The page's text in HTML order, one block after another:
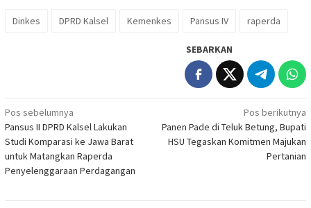
Dinkes DPRD Kalsel Kemenkes Pansus IV raperda
SEBARKAN
Navigasi
pos
Pos sebelumnya
Pansus II DPRD Kalsel Lakukan
Studi Komparasi ke Jawa Barat
untuk Matangkan Raperda
Penyelenggaraan Perdagangan
Pos berikutnya
Panen Pade di Teluk Betung, Bupati
HSU Tegaskan Komitmen Majukan
Pertanian